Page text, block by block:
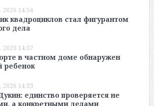
2026 14:54
квадроциклов стал фигурантом
дела
2026 14:37
в частном доме обнаружен
ребенок
2026 14:33
единство проверяется не
а конкретными делами